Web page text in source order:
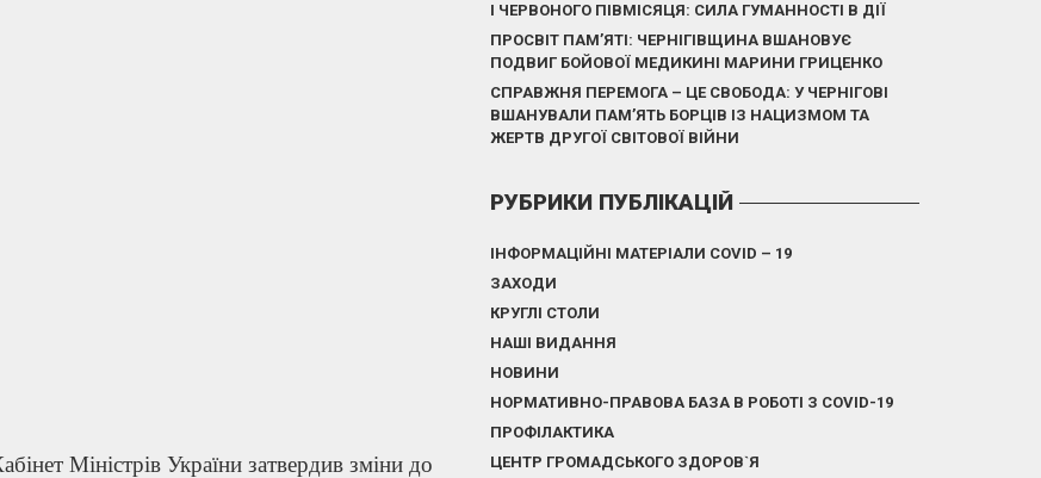
Міністрів України затвердив зміни до
І ЧЕРВОНОГО ПІВМІСЯЦЯ: СИЛА ГУМАННОСТІ В ДІЇ
ПРОСВІТ ПАМ’ЯТІ: ЧЕРНІГІВЩИНА ВШАНОВУЄ
ПОДВИГ БОЙОВОЇ МЕДИКИНІ МАРИНИ ГРИЦЕНКО
СПРАВЖНЯ ПЕРЕМОГА – ЦЕ СВОБОДА: У ЧЕРНІГОВІ
ВШАНУВАЛИ ПАМ’ЯТЬ БОРЦІВ ІЗ НАЦИЗМОМ ТА
ЖЕРТВ ДРУГОЇ СВІТОВОЇ ВІЙНИ
РУБРИКИ ПУБЛІКАЦІЙ
ІНФОРМАЦІЙНІ МАТЕРІАЛИ COVID – 19
ЗАХОДИ
КРУГЛІ СТОЛИ
НАШІ ВИДАННЯ
НОВИНИ
НОРМАТИВНО-ПРАВОВА БАЗА В РОБОТІ З COVID-19
ПРОФІЛАКТИКА
ЦЕНТР ГРОМАДСЬКОГО ЗДОРОВ`Я